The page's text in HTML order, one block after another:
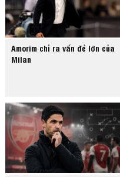
Amorim chỉ ra vấn đề lớn của
Milan